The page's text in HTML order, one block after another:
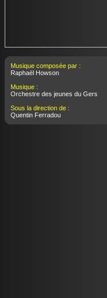
Musique composée par :
Raphaël Howson
Musique :
Orchestre des jeunes du Gers
Sous la direction de :
Quentin Ferradou